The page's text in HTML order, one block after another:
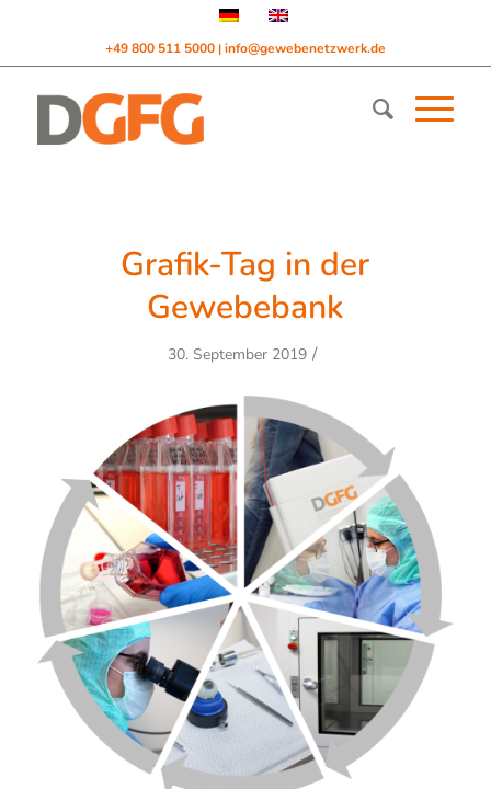
+49 800 511 5000 | info@gewebenetzwerk.de
Grafik-Tag in der
Gewebebank
30. September 2019 /